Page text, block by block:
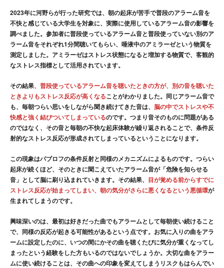
2023年に河野らが行った研究では、朝の起床が苦手で普段のアラーム音を
不快と感じている大学生を対象に、実際に使用しているアラーム音の影響を
調べました。参加者に普段使っているアラーム音と普段使っていない別のア
ラーム音をそれぞれ1分間聴いてもらい、唾液中のアミラーゼという物質を
測定しました。アミラーゼはストレス状態になると増加する物質で、客観的
なストレス指標として活用されています。
その結果、普段使っているアラーム音を聴いたときの方が、別の音を聴いた
ときよりもストレス反応が高くなることがわかりました。同じアラーム音で
も、毎朝つらい思いをしながら聞き続けてきた音は、 脳の中でストレスや不
快感と強く結びついてしまっているのです。つまり音そのものに問題がある
のではなく、その音と毎朝の不快な起床体験が繰り返されることで、条件反
射的なストレス反応が形成されてしまっているということになります。
この現象はパブロフの条件反射と同様のメカニズムによるものです。つらい
起床が続くほど、そのときに聞こえていたアラーム音が「危険を知らせる
音」として脳に刷り込まれていきます。その結果、 目が覚める前からすでに
ストレス反応が始まってしまい、朝の気分がさらに悪くなるという悪循環が
生まれてしまうのです。
興味深いのは、最初は好きだった曲でもアラームとして毎朝使い続けること
で、同様の反応が起きる可能性があるという点です。お気に入りの曲をアラ
ームに設定したのに、いつの間にかその曲を聴くたびに気分が重くなってし
まったという経験をした方もいるのではないでしょうか。大切な曲をアラー
ムに使い続けることは、その曲への印象を変えてしまうリスクもはらんでい